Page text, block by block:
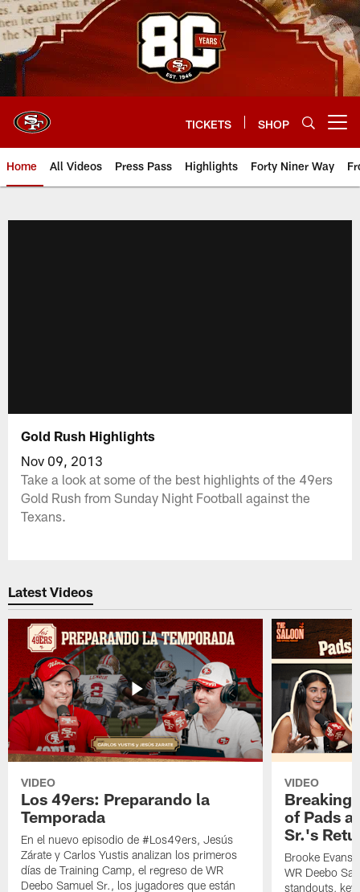
Skip
to
main
content
TICKETS SHOP
Home All Videos Press Pass Highlights Forty Niner Way
Gold Rush Highlights
Nov 09, 2013
Take a look at some of the best highlights of the 49ers
Gold Rush from Sunday Night Football against the
Texans.
Latest Videos
VIDEO
Los 49ers: Preparando la
Temporada
En el nuevo episodio de #Los49ers, Jesús
Zárate y Carlos Yustis analizan los primeros
días de Training Camp, el regreso de WR
Deebo Samuel Sr., los jugadores que están
VIDEO
Breaking
of Pads
Sr.'s
Brooke Evans
WR Deebo
standouts,